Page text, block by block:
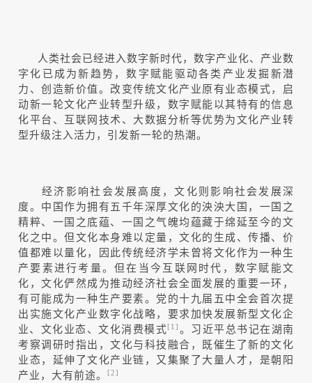
人类社会已经进入数字新时代，数字产业化、产业数
字化已成为新趋势，数字赋能驱动各类产业发掘新潜
力、创造新价值。改变传统文化产业原有业态模式，启
动新一轮文化产业转型升级，数字赋能以其特有的信息
化平台、互联网技术、大数据分析等优势为文化产业转
型升级注入活力，引发新一轮的热潮。
经济影响社会发展高度，文化则影响社会发展深
度。中国作为拥有五千年深厚文化的泱泱大国，一国之
精粹、一国之底蕴、一国之气魄均蕴藏于绵延至今的文
化之中。但文化本身难以定量，文化的生成、传播、价
值都难以量化，因此传统经济学未曾将文化作为一种生
产要素进行考量。但在当今互联网时代，数字赋能文
化，文化俨然成为推动经济社会全面发展的重要一环，
有可能成为一种生产要素。党的十九届五中全会首次提
出实施文化产业数字化战略，要求加快发展新型文化企
业、文化业态、文化消费模式[1] 。习近平总书记在湖南
考察调研时指出，文化与科技融合，既催生了新的文化
业态，延伸了文化产业链，又集聚了大量人才，是朝阳
产业，大有前途。
[2]